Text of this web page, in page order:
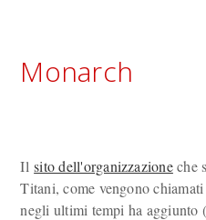
Monarch
Ilsito dell'organizzazioneche
Titani, come vengono
negli ultimi tempi ha aggiunto